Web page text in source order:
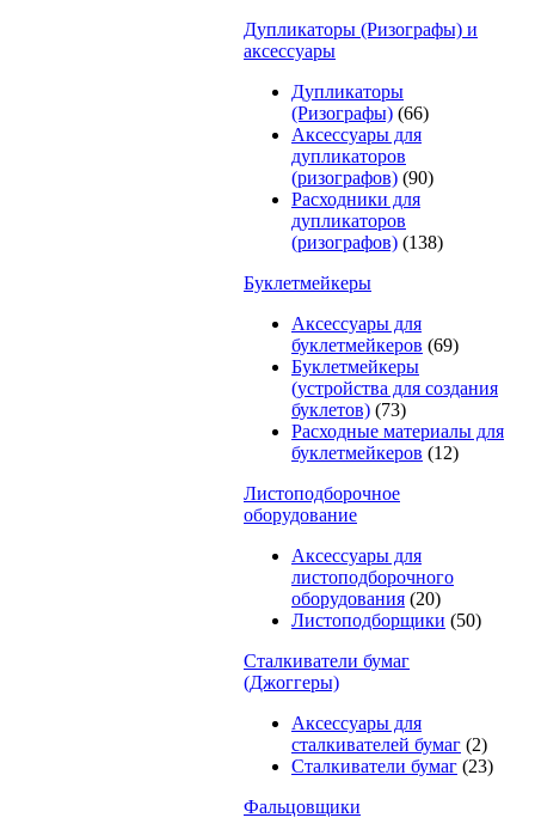
Дупликаторы (Ризографы) и
аксессуары
Дупликаторы
(Ризографы) (66)
Аксессуары для
дупликаторов
(ризографов) (90)
Расходники для
дупликаторов
(ризографов) (138)
Буклетмейкеры
Аксессуары для
буклетмейкеров (69)
Буклетмейкеры
(устройства для создания
буклетов) (73)
Расходные материалы для
буклетмейкеров (12)
Листоподборочное
оборудование
Аксессуары для
листоподборочного
оборудования (20)
Листоподборщики (50)
Сталкиватели бумаг
(Джоггеры)
Аксессуары для
сталкивателей бумаг (2)
Сталкиватели бумаг (23)
Фальцовщики